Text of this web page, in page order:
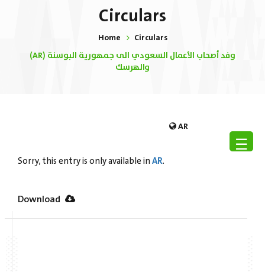
AR
☰
الاقتصادية لقطاع الترفيه – الثقافة –
السياحة”
Circulars
Home
Circulars
(AR) وفد أصحاب الأعمال السعودي الى جمهورية البوسنة
والهرسك
Sorry, this entry is only available inAR.
Download